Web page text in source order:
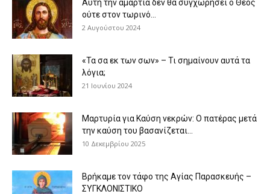
Αυτή την αμαρτία δεν θα συγχωρήσει ο Θεός
ούτε στον τωρινό...
2 Αυγούστου 2024
«Τα σα εκ των σων» – Τι σημαίνουν αυτά τα
λόγια;
21 Ιουνίου 2024
Μαρτυρία για Καύση νεκρών: Ο πατέρας μετά
την καύση του βασανίζεται...
10 Δεκεμβρίου 2025
Βρήκαμε τον τάφο της Αγίας Παρασκευής –
ΣΥΓΚΛΟΝΙΣΤΙΚΟ